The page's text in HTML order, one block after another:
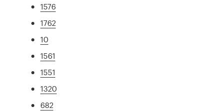
1576
1762
10
1561
1551
1320
682